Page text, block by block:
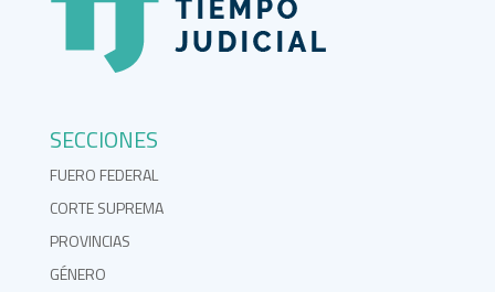
SECCIONES
FUERO FEDERAL
CORTE SUPREMA
PROVINCIAS
GÉNERO